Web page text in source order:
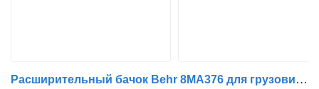
Расширительный бачок Behr 8MA376 для грузовика DAF XF95